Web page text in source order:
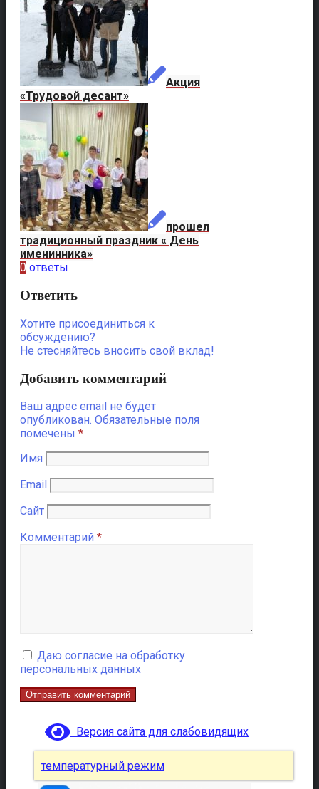
Акция
«Трудовой десант»
прошел
традиционный праздник « День
именинника»
0 ответы
Ответить
Хотите присоединиться к
обсуждению?
Не стесняйтесь вносить свой вклад!
Добавить комментарий
Ваш адрес email не будет
опубликован. Обязательные поля
помечены *
Имя
Email
Сайт
Комментарий *
Даю согласие на обработку
персональных данных
Версия сайта для слабовидящих
температурный режим